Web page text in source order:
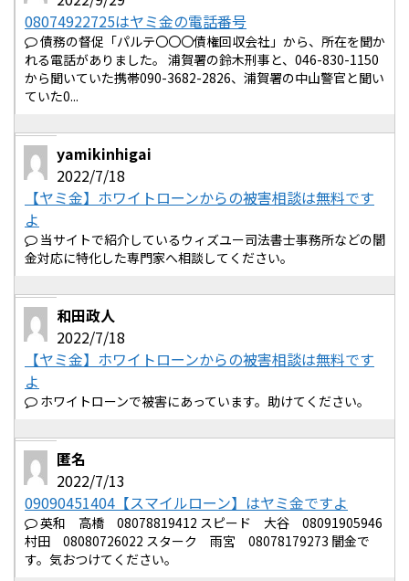
08074922725はヤミ金の電話番号
債務の督促「パルテ〇〇〇債権回収会社」から、所在を聞か
れる電話がありました。 浦賀署の鈴木刑事と、046-830-1150
から聞いていた携帯090-3682-2826、浦賀署の中山警官と聞い
ていた0...
yamikinhigai
2022/7/18
【ヤミ金】ホワイトローンからの被害相談は無料です
よ
当サイトで紹介しているウィズユー司法書士事務所などの闇
金対応に特化した専門家へ相談してください。
和田政人
2022/7/18
【ヤミ金】ホワイトローンからの被害相談は無料です
よ
ホワイトローンで被害にあっています。助けてください。
匿名
2022/7/13
09090451404【スマイルローン】はヤミ金ですよ
英和 高橋 08078819412 スピード 大谷 08091905946
村田 08080726022 スターク 雨宮 08078179273 闇金で
す。気おつけてください。